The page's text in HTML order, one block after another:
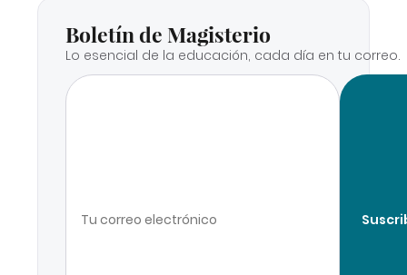
Boletín de Magisterio
Lo esencial de la educación, cada día en tu correo.